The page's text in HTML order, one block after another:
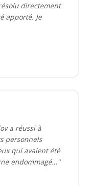
directement
apporté. Je
a réussi à
personnels
qui avaient été
endommagé…"